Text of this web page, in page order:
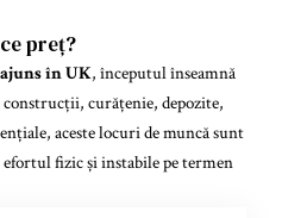
preț?
în UK, începutul înseamnă
curățenie, depozite,
aceste locuri de muncă sunt
fizic și instabile pe termen